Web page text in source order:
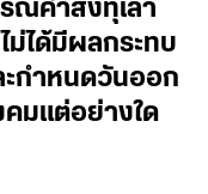
ณีคำสั่งทุเลา
ได้มีผลกระทบ
ะกำหนดวันออก
คมแต่อย่างใด